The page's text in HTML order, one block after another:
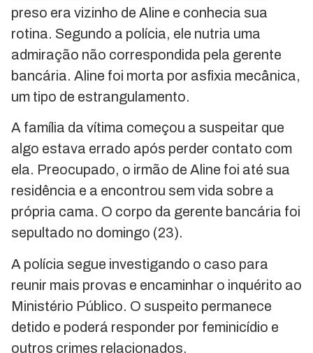
preso era vizinho de Aline e conhecia sua
rotina. Segundo a polícia, ele nutria uma
admiração não correspondida pela gerente
bancária. Aline foi morta por asfixia mecânica,
um tipo de estrangulamento.
A família da vítima começou a suspeitar que
algo estava errado após perder contato com
ela. Preocupado, o irmão de Aline foi até sua
residência e a encontrou sem vida sobre a
própria cama. O corpo da gerente bancária foi
sepultado no domingo (23).
A polícia segue investigando o caso para
reunir mais provas e encaminhar o inquérito ao
Ministério Público. O suspeito permanece
detido e poderá responder por feminicídio e
outros crimes relacionados.